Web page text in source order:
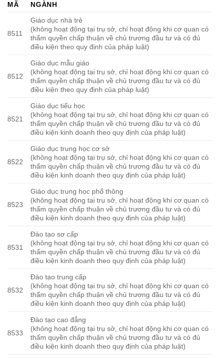
MÃ NGÀNH
8511
Giáo dục nhà trẻ
(không hoạt động tại trụ sở, chỉ hoạt động khi cơ quan có
thẩm quyền chấp thuận về chủ trương đầu tư và có đủ
điều kiện theo quy định của pháp luật)
8512
Giáo dục mẫu giáo
(không hoạt động tại trụ sở, chỉ hoạt động khi cơ quan có
thẩm quyền chấp thuận về chủ trương đầu tư và có đủ
điều kiện theo quy định của pháp luật)
8521
Giáo dục tiểu học
(không hoạt động tại trụ sở, chỉ hoạt động khi cơ quan có
thẩm quyền chấp thuận về chủ trương đầu tư và có đủ
điều kiện kinh doanh theo quy định của pháp luật)
8522
Giáo dục trung học cơ sở
(không hoạt động tại trụ sở, chỉ hoạt động khi cơ quan có
thẩm quyền chấp thuận về chủ trương đầu tư và có đủ
điều kiện kinh doanh theo quy định của pháp luật)
8523
Giáo dục trung học phổ thông
(không hoạt động tại trụ sở, chỉ hoạt động khi cơ quan có
thẩm quyền chấp thuận về chủ trương đầu tư và có đủ
điều kiện kinh doanh theo quy định của pháp luật)
8531
Đào tạo sơ cấp
(không hoạt động tại trụ sở, chỉ hoạt động khi cơ quan có
thẩm quyền chấp thuận về chủ trương đầu tư và có đủ
điều kiện kinh doanh theo quy định của pháp luật)
8532
Đào tạo trung cấp
(không hoạt động tại trụ sở, chỉ hoạt động khi cơ quan có
thẩm quyền chấp thuận về chủ trương đầu tư và có đủ
điều kiện kinh doanh theo quy định của pháp luật)
8533
Đào tạo cao đẳng
(không hoạt động tại trụ sở, chỉ hoạt động khi cơ quan có
thẩm quyền chấp thuận về chủ trương đầu tư và có đủ
điều kiện kinh doanh theo quy định của pháp luật)